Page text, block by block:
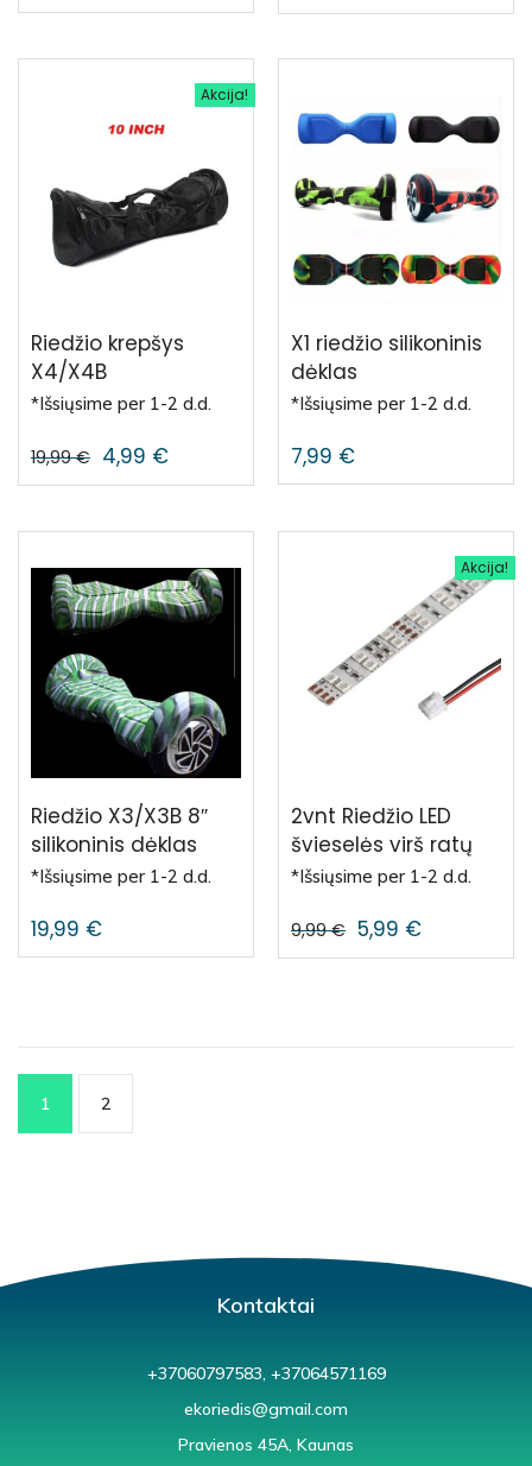
Akcija!
Riedžio krepšys
X4/X4B
*Išsiųsime per 1-2 d.d.
19,99€ 4,99 €
X1 riedžio silikoninis
dėklas
*Išsiųsime per 1-2 d.d.
7,99 €
Riedžio X3/X3B 8″
silikoninis dėklas
*Išsiųsime per 1-2 d.d.
19,99 €
Akcija!
2vnt Riedžio LED
švieselės virš ratų
*Išsiųsime per 1-2 d.d.
9,99€ 5,99 €
1 2
Kontaktai
+37060797583, +37064571169
ekoriedis@gmail.com
Pravienos 45A, Kaunas